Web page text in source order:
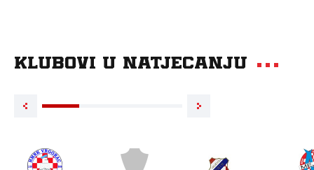
Klubovi u natjecanju